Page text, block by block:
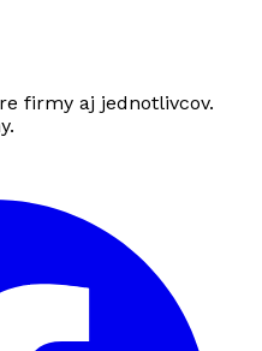
firmy aj jednotlivcov.